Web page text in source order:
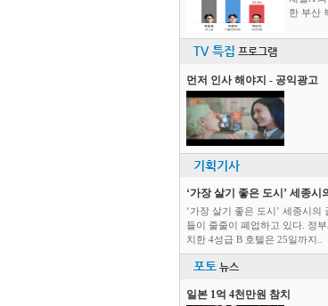
한 부산
TV 특집 프로그램
먼저 인사 해야지 - 공익광고
기획기사
‘가장 살기 좋은 도시’ 세종시
‘가장 살기 좋은 도시’ 세종시의
들이 줄줄이 폐업하고 있다. 정
치한 4성급 B 호텔은 25일까지..
포토 뉴스
일본 1억 4천만원 참치